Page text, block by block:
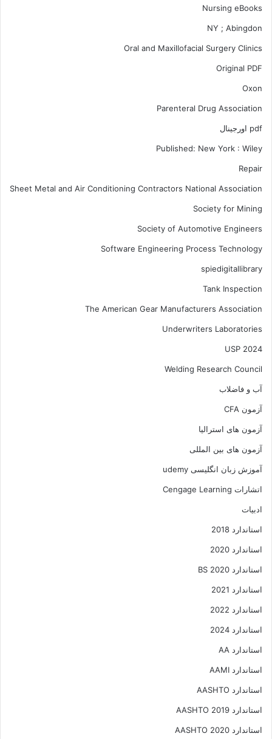
Nursing eBooks
NY ; Abingdon
Oral and Maxillofacial Surgery Clinics
Original PDF
Oxon
Parenteral Drug Association
pdf اورجینال
Published: New York : Wiley
Repair
Sheet Metal and Air Conditioning Contractors National Association
Society for Mining
Society of Automotive Engineers
Software Engineering Process Technology
spiedigitallibrary
Tank Inspection
The American Gear Manufacturers Association
Underwriters Laboratories
USP 2024
Welding Research Council
آب و فاضلاب
آزمون CFA
آزمون های استرالیا
آزمون های بین المللی
آموزش زبان انگلیسی udemy
اتشارات Cengage Learning
ادبیات
استاندارد 2018
استاندارد 2020
استاندارد 2020 BS
استاندارد 2021
استاندارد 2022
استاندارد 2024
استاندارد AA
استاندارد AAMI
استاندارد AASHTO
استاندارد AASHTO 2019
استاندارد AASHTO 2020